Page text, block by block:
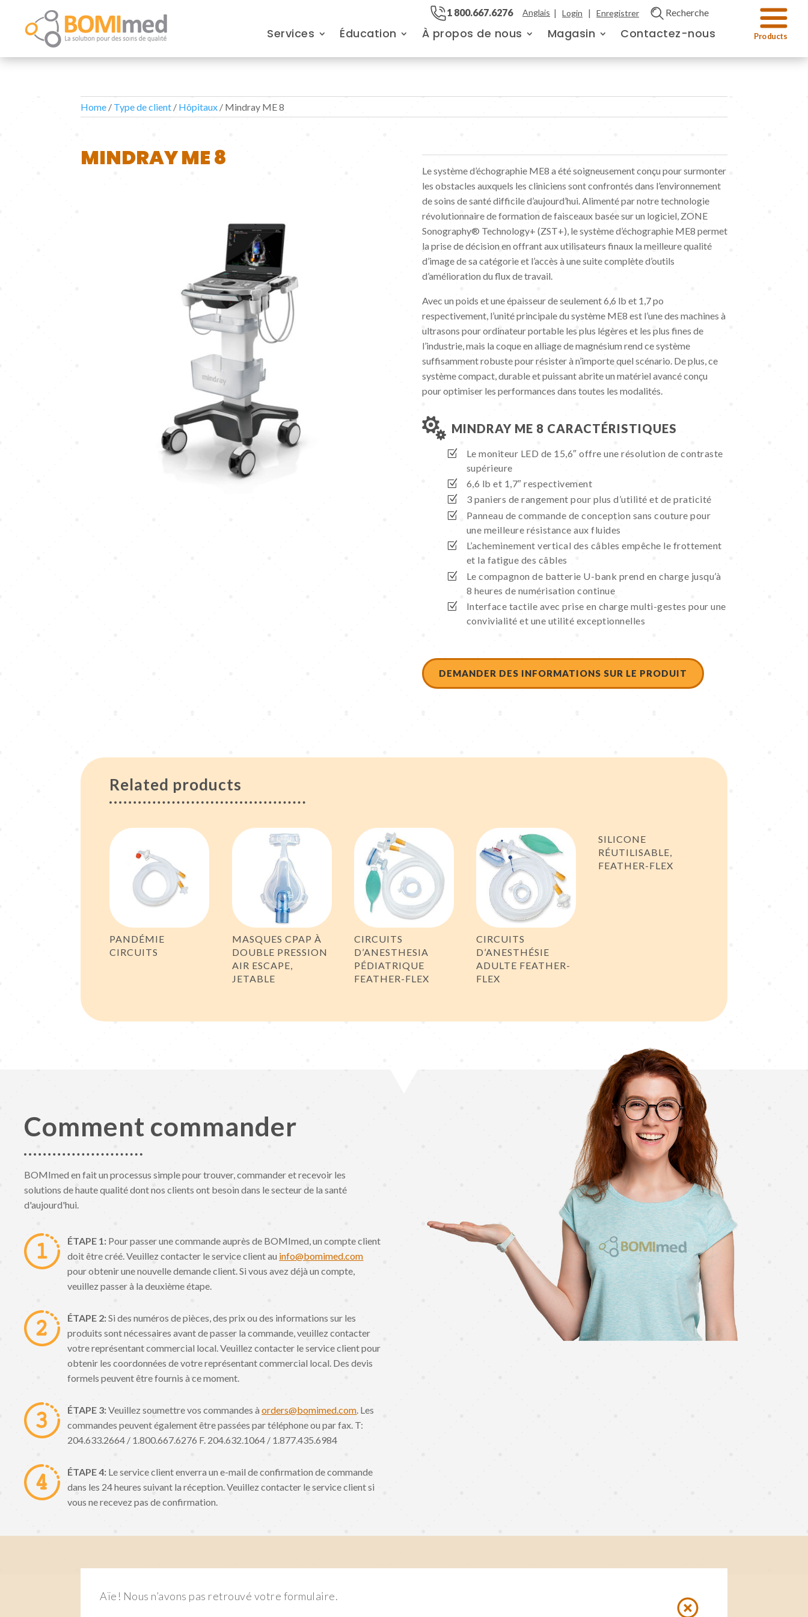
1 800.667.6276 Anglais | Login | Enregistrer Recherche
Services Éducation À propos de nous Magasin Contactez-nous
Home / Type de client / Hôpitaux / Mindray ME 8
MINDRAY ME 8
Le système d’échographie ME8 a été soigneusement conçu pour surmonter
les obstacles auxquels les cliniciens sont confrontés dans l’environnement
de soins de santé difficile d’aujourd’hui. Alimenté par notre technologie
révolutionnaire de formation de faisceaux basée sur un logiciel, ZONE
Sonography® Technology+ (ZST+), le système d’échographie ME8 permet
la prise de décision en offrant aux utilisateurs finaux la meilleure qualité
d’image de sa catégorie et l’accès à une suite complète d’outils
d’amélioration du flux de travail.
Avec un poids et une épaisseur de seulement 6,6 lb et 1,7 po
respectivement, l’unité principale du système ME8 est l’une des machines à
ultrasons pour ordinateur portable les plus légères et les plus fines de
l’industrie, mais la coque en alliage de magnésium rend ce système
suffisamment robuste pour résister à n’importe quel scénario. De plus, ce
système compact, durable et puissant abrite un matériel avancé conçu
pour optimiser les performances dans toutes les modalités.
 MINDRAY ME 8 CARACTÉRISTIQUES
Le moniteur LED de 15,6″ offre une résolution de contraste
supérieure
6,6 lb et 1,7″ respectivement
3 paniers de rangement pour plus d’utilité et de praticité
Panneau de commande de conception sans couture pour
une meilleure résistance aux fluides
L’acheminement vertical des câbles empêche le frottement
et la fatigue des câbles
Le compagnon de batterie U-bank prend en charge jusqu’à
8 heures de numérisation continue
Interface tactile avec prise en charge multi-gestes pour une
convivialité et une utilité exceptionnelles
DEMANDER DES INFORMATIONS SUR LE PRODUIT
Related products
PANDÉMIE
CIRCUITS
MASQUES CPAP À
DOUBLE PRESSION
AIR ESCAPE,
JETABLE
CIRCUITS
D’ANESTHESIA
PÉDIATRIQUE
FEATHER-FLEX
CIRCUITS
D’ANESTHÉSIE
ADULTE FEATHER-
FLEX
SILICONE
RÉUTILISABLE,
FEATHER-FLEX
Comment commander
BOMImed en fait un processus simple pour trouver, commander et recevoir les
solutions de haute qualité dont nos clients ont besoin dans le secteur de la santé
d'aujourd'hui.
ÉTAPE 1: Pour passer une commande auprès de BOMImed, un compte client
doit être créé. Veuillez contacter le service client au info@bomimed.com
pour obtenir une nouvelle demande client. Si vous avez déjà un compte,
veuillez passer à la deuxième étape.
ÉTAPE 2:Si des numéros de pièces, des prix ou des informations sur les
produits sont nécessaires avant de passer la commande, veuillez contacter
votre représentant commercial local. Veuillez contacter le service client pour
obtenir les coordonnées de votre représentant commercial local. Des devis
formels peuvent être fournis à ce moment.
ÉTAPE 3:Veuillez soumettre vos commandes àorders@bomimed.com. Les
commandes peuvent également être passées par téléphone ou par fax. T:
204.633.2664 / 1.800.667.6276 F. 204.632.1064 / 1.877.435.6984
ÉTAPE 4: Le service client enverra un e-mail de confirmation de commande
dans les 24 heures suivant la réception. Veuillez contacter le service client si
vous ne recevez pas de confirmation.
Aïe! Nous n’avons pas retrouvé votre formulaire.